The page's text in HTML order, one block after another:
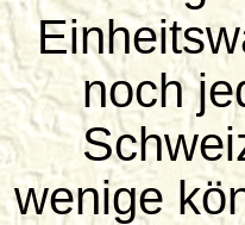
noch
wenige